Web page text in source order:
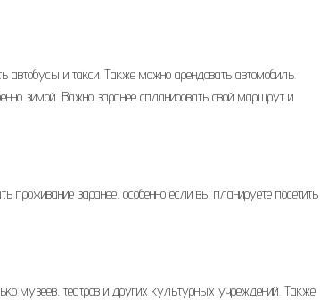
автобусы и такси. Также можно арендовать автомобиль.
зимой. Важно заранее спланировать свой маршрут и
проживание заранее, особенно если вы планируете посетить
музеев, театров и других культурных учреждений. Также